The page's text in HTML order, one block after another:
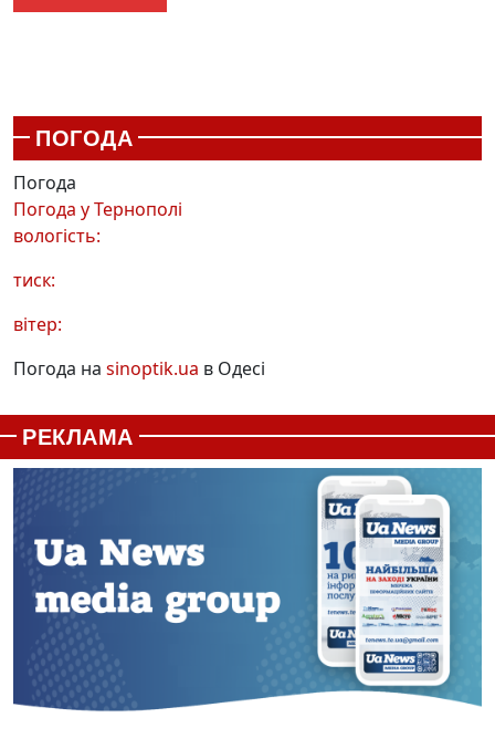
ПОГОДА
Погода
Погода уТернополі
вологість:
тиск:
вітер:
Погода на sinoptik.ua в Одесі
РЕКЛАМА